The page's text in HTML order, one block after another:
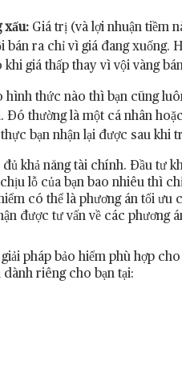
xấu: Giá trị (và lợi nhuận tiềm
ra chỉ vì giá đang xuống.
giá thấp thay vì vội vàng
hình thức nào thì bạn cũng
thường là một cá nhân
bạn nhận lại được sau khi
khả năng tài chính. Đầu tư
lỗ của bạn bao nhiêu thì
có thể là phương án tối ưu
được tư vấn về các phương
pháp bảo hiểm phù hợp cho
riêng cho bạn tại: